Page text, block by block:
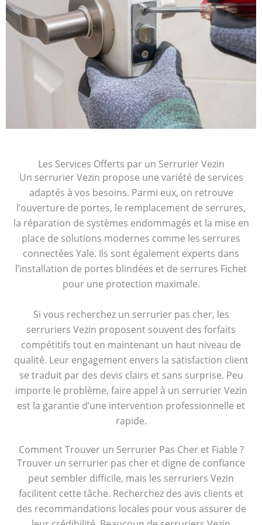
Les Services Offerts par un Serrurier Vezin
Un serrurier Vezin propose une variété de services
adaptés à vos besoins. Parmi eux, on retrouve
l’ouverture de portes, le remplacement de serrures,
la réparation de systèmes endommagés et la mise en
place de solutions modernes comme les serrures
connectées Yale. Ils sont également experts dans
l’installation de portes blindées et de serrures Fichet
pour une protection maximale.
Si vous recherchez un serrurier pas cher, les
serruriers Vezin proposent souvent des forfaits
compétitifs tout en maintenant un haut niveau de
qualité. Leur engagement envers la satisfaction client
se traduit par des devis clairs et sans surprise. Peu
importe le problème, faire appel à un serrurier Vezin
est la garantie d’une intervention professionnelle et
rapide.
Comment Trouver un Serrurier Pas Cher et Fiable ?
Trouver un serrurier pas cher et digne de confiance
peut sembler difficile, mais les serruriers Vezin
facilitent cette tâche. Recherchez des avis clients et
des recommandations locales pour vous assurer de